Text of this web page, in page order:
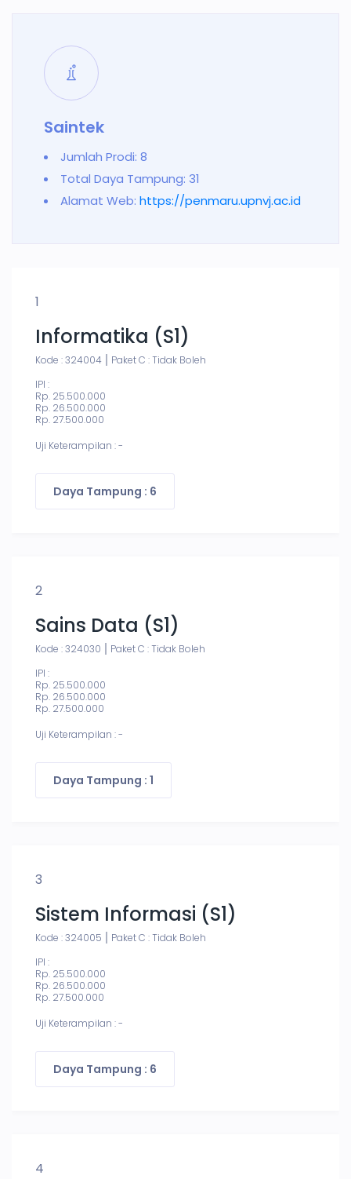
Saintek
Jumlah Prodi: 8
Total Daya Tampung: 31
Alamat Web: https://penmaru.upnvj.ac.id
1
Informatika (S1)
Kode : 324004
Paket C : Tidak Boleh
IPI :
Rp. 25.500.000
Rp. 26.500.000
Rp. 27.500.000
Uji Keterampilan : -
Daya Tampung : 6
2
Sains Data (S1)
Kode : 324030
Paket C : Tidak Boleh
IPI :
Rp. 25.500.000
Rp. 26.500.000
Rp. 27.500.000
Uji Keterampilan : -
Daya Tampung : 1
3
Sistem Informasi (S1)
Kode : 324005
Paket C : Tidak Boleh
IPI :
Rp. 25.500.000
Rp. 26.500.000
Rp. 27.500.000
Uji Keterampilan : -
Daya Tampung : 6
4